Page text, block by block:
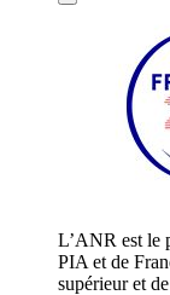
L’ANR est le
PIA et de
supérieur et